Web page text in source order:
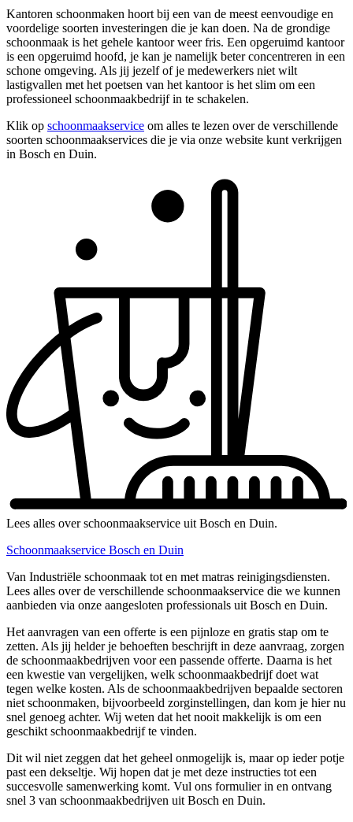
Kantoren schoonmaken hoort bij een van de meest eenvoudige en
voordelige soorten investeringen die je kan doen. Na de grondige
schoonmaak is het gehele kantoor weer fris. Een opgeruimd kantoor
is een opgeruimd hoofd, je kan je namelijk beter concentreren in een
schone omgeving. Als jij jezelf of je medewerkers niet wilt
lastigvallen met het poetsen van het kantoor is het slim om een
professioneel schoonmaakbedrijf in te schakelen.
Klik op schoonmaakservice om alles te lezen over de verschillende
soorten schoonmaakservices die je via onze website kunt verkrijgen
in Bosch en Duin.
Lees alles over schoonmaakservice uit Bosch en Duin.
Schoonmaakservice Bosch en Duin
Van Industriële schoonmaak tot en met matras reinigingsdiensten.
Lees alles over de verschillende schoonmaakservice die we kunnen
aanbieden via onze aangesloten professionals uit Bosch en Duin.
Het aanvragen van een offerte is een pijnloze en gratis stap om te
zetten. Als jij helder je behoeften beschrijft in deze aanvraag, zorgen
de schoonmaakbedrijven voor een passende offerte. Daarna is het
een kwestie van vergelijken, welk schoonmaakbedrijf doet wat
tegen welke kosten. Als de schoonmaakbedrijven bepaalde sectoren
niet schoonmaken, bijvoorbeeld zorginstellingen, dan kom je hier nu
snel genoeg achter. Wij weten dat het nooit makkelijk is om een
geschikt schoonmaakbedrijf te vinden.
Dit wil niet zeggen dat het geheel onmogelijk is, maar op ieder potje
past een dekseltje. Wij hopen dat je met deze instructies tot een
succesvolle samenwerking komt. Vul ons formulier in en ontvang
snel 3 van schoonmaakbedrijven uit Bosch en Duin.